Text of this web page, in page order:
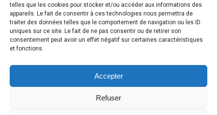
telles que les cookies pour stocker et/ou accéder aux informations des
appareils. Le fait de consentir à ces technologies nous permettra de
traiter des données telles que le comportement de navigation ou les ID
uniques sur ce site. Le fait de ne pas consentir ou de retirer son
consentement peut avoir un effet négatif sur certaines caractéristiques
et fonctions.
Accepter
Refuser
ADRESSE
B 612 – 3 rue tarfaya,
31400 Toulouse
CONTACT